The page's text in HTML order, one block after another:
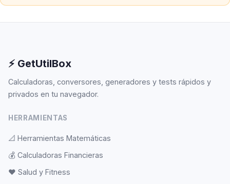
⚡ GetUtilBox
Calculadoras, conversores, generadores y tests rápidos y
privados en tu navegador.
HERRAMIENTAS
📐 Herramientas Matemáticas
💰 Calculadoras Financieras
❤️ Salud y Fitness